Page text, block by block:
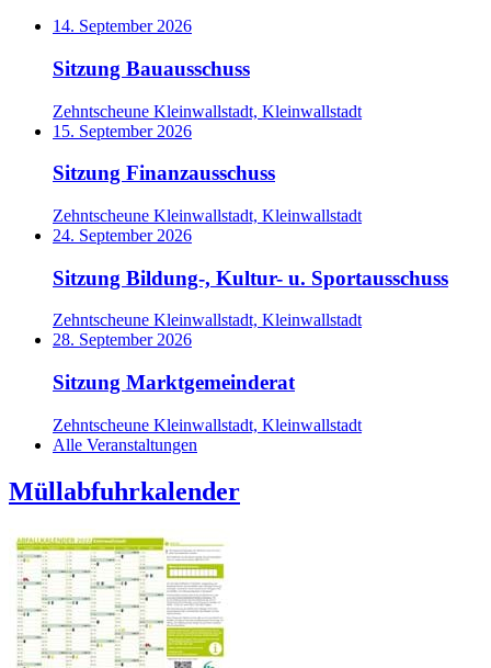
14. September 2026
Sitzung Bauausschuss
Zehntscheune Kleinwallstadt, Kleinwallstadt
15. September 2026
Sitzung Finanzausschuss
Zehntscheune Kleinwallstadt, Kleinwallstadt
24. September 2026
Sitzung Bildung-, Kultur- u. Sportausschuss
Zehntscheune Kleinwallstadt, Kleinwallstadt
28. September 2026
Sitzung Marktgemeinderat
Zehntscheune Kleinwallstadt, Kleinwallstadt
Alle Veranstaltungen
Müllabfuhrkalender